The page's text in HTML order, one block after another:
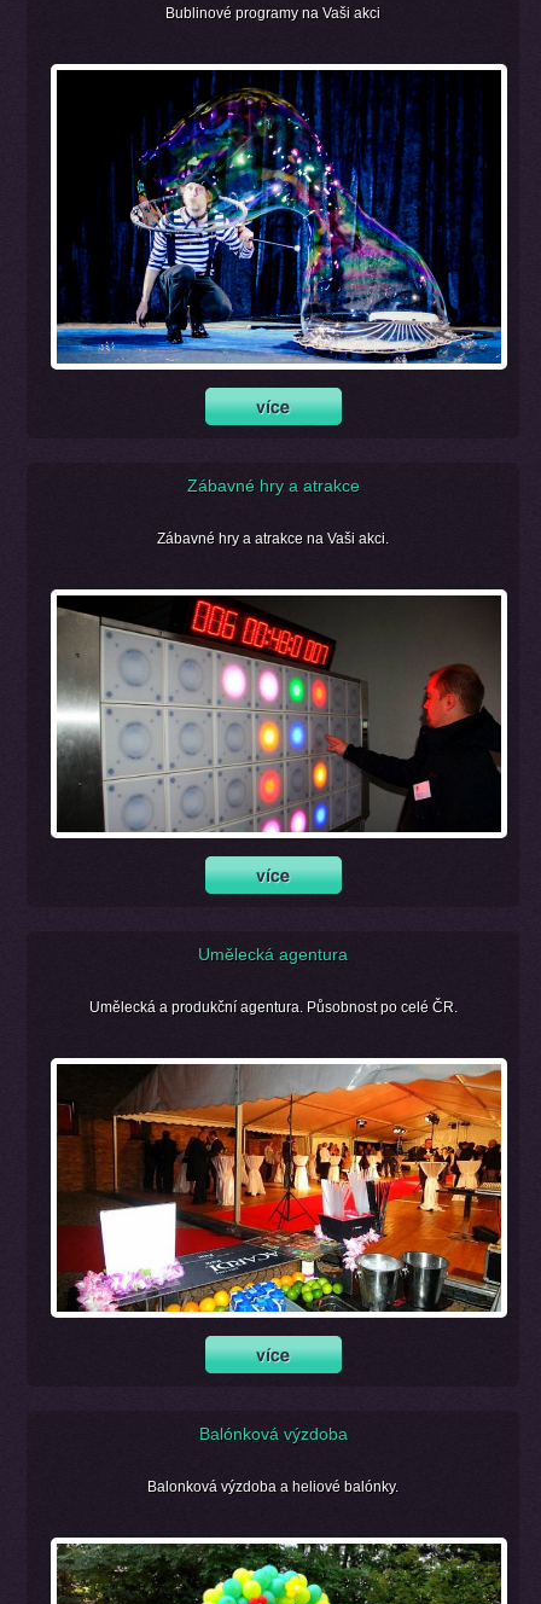
Bublinové programy na Vaši akci
Zábavné hry a atrakce
Zábavné hry a atrakce na Vaši akci.
Umělecká agentura
Umělecká a produkční agentura. Působnost po celé ČR.
Balónková výzdoba
Balonková výzdoba a heliové balónky.